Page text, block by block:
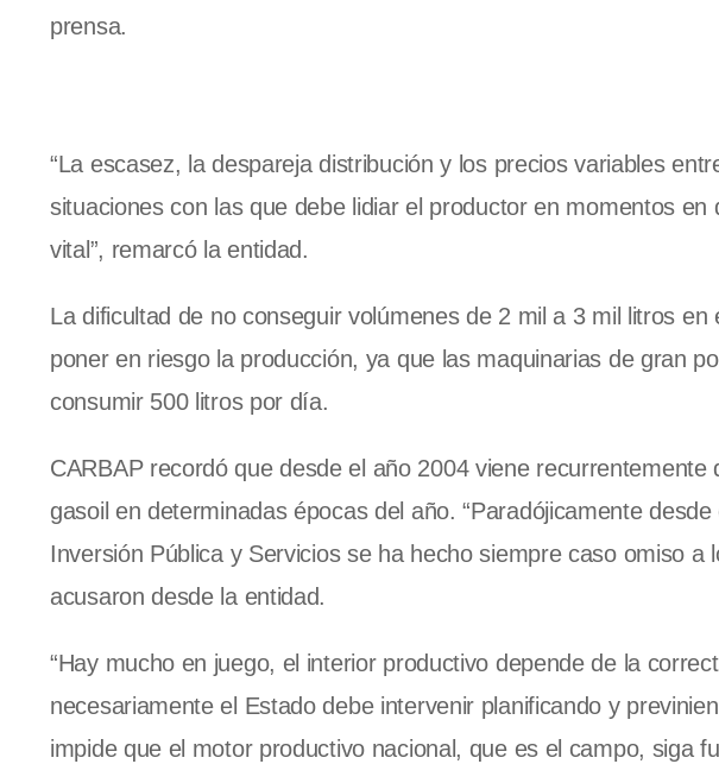
prensa.
“La escasez, la despareja distribución y los precios variables
situaciones con las que debe lidiar el productor en momentos en
vital”, remarcó la entidad.
La dificultad de no conseguir volúmenes de 2 mil a 3 mil litros
poner en riesgo la producción, ya que las maquinarias de gran
consumir 500 litros por día.
CARBAP recordó que desde el año 2004 viene
gasoil en determinadas épocas del año. “Paradójicamente
Inversión Pública y Servicios se ha hecho siempre caso omiso a
acusaron desde la entidad.
“Hay mucho en juego, el interior productivo depende de la
necesariamente el Estado debe intervenir planificando y
impide que el motor productivo nacional, que es el campo, siga